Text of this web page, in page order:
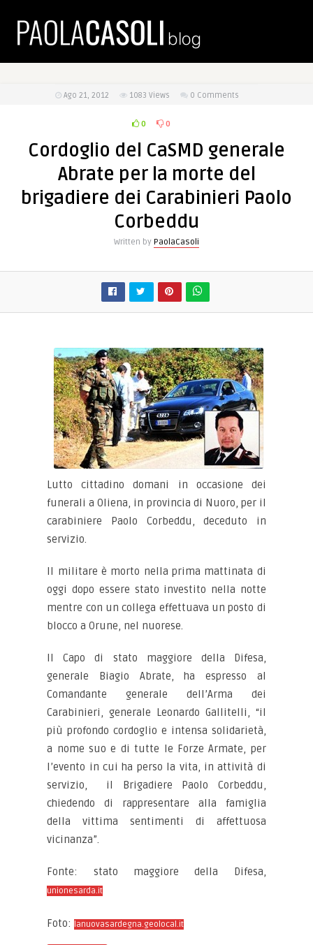
Ago 21, 2012 1083 Views 0 Comments
0 0
Cordoglio del CaSMD generale
Abrate per la morte del
brigadiere dei Carabinieri Paolo
Corbeddu
Written by PaolaCasoli
Lutto cittadino domani in occasione dei
funerali a Oliena, in provincia di Nuoro, per il
carabiniere Paolo Corbeddu, deceduto in
servizio.
Il militare è morto nella prima mattinata di
oggi dopo essere stato investito nella notte
mentre con un collega effettuava un posto di
blocco a Orune, nel nuorese.
Il Capo di stato maggiore della Difesa,
generale Biagio Abrate, ha espresso al
Comandante generale dell’Arma dei
Carabinieri, generale Leonardo Gallitelli, “il
più profondo cordoglio e intensa solidarietà,
a nome suo e di tutte le Forze Armate, per
l’evento in cui ha perso la vita, in attività di
servizio, il Brigadiere Paolo Corbeddu,
chiedendo di rappresentare alla famiglia
della vittima sentimenti di affettuosa
vicinanza”.
Fonte: stato maggiore della Difesa,
unionesarda.it
Foto:lanuovasardegna.geolocal.it